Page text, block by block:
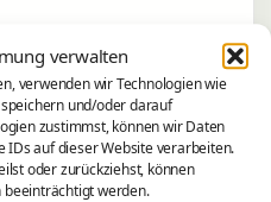
verwalten
verwenden wir Technologien wie
und/oder darauf
zustimmst, können wir Daten
IDs auf dieser Website verarbeiten.
oder zurückziehst, können
werden.
Agelastica alni
Blätter von